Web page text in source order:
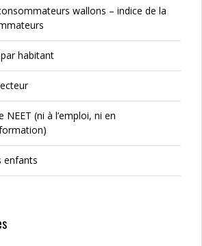
wallons – indice de la
habitant
NEET (ni à l’emploi, ni en
enfants